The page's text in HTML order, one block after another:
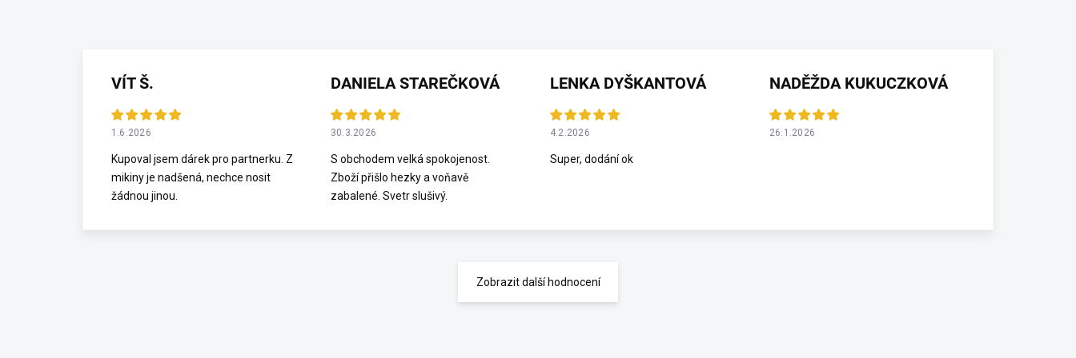
VÍT Š.
1.6.2026
Kupoval jsem dárek pro partnerku. Z
mikiny je nadšená, nechce nosit
žádnou jinou.
DANIELA STAREČKOVÁ
30.3.2026
S obchodem velká spokojenost.
Zboží přišlo hezky a voňavě
zabalené. Svetr slušivý.
LENKA DYŠKANTOVÁ
4.2.2026
Super, dodání ok
NADĚŽDA KUKUCZKOVÁ
26.1.2026
Zobrazit další hodnocení